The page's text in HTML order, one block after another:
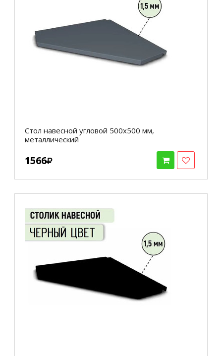
Стол навесной угловой 500х500 мм,
металлический
1566